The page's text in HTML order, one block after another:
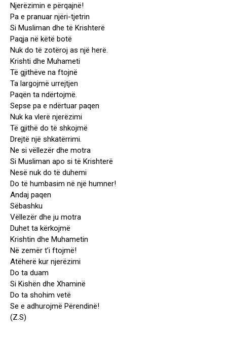
Njerëzimin e përqajnë!
Pa e pranuar njëri-tjetrin
Si Musliman dhe të Krishterë
Paqja në këtë botë
Nuk do të zotëroj as një herë.
Krishti dhe Muhameti
Të gjithëve na ftojnë
Ta largojmë urrejtjen
Paqën ta ndërtojmë.
Sepse pa e ndërtuar paqen
Nuk ka vlerë njerëzimi
Të gjithë do të shkojmë
Drejtë një shkatërrimi.
Ne si vëllezër dhe motra
Si Musliman apo si të Krishterë
Nesë nuk do të duhemi
Do të humbasim në një humner!
Andaj paqen
Sëbashku
Vëllezër dhe ju motra
Duhet ta kërkojmë
Krishtin dhe Muhametin
Në zemër t’i ftojmë!
Atëherë kur njerëzimi
Do ta duam
Si Kishën dhe Xhaminë
Do ta shohim vetë
Se e adhurojmë Përendinë!
(Z.S)